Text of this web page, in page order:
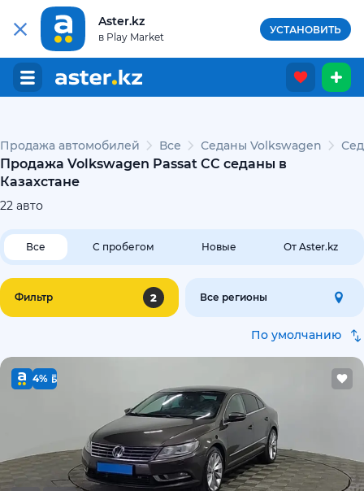
Aster.kz
в Play Market
УСТАНОВИТЬ
Продажа автомобилей Все Седаны Volkswagen
Продажа Volkswagen Passat CC седаны в
Казахстане
22 авто
Все С пробегом Новые От Aster.kz
Фильтр 2 Все регионы
По умолчанию
4%